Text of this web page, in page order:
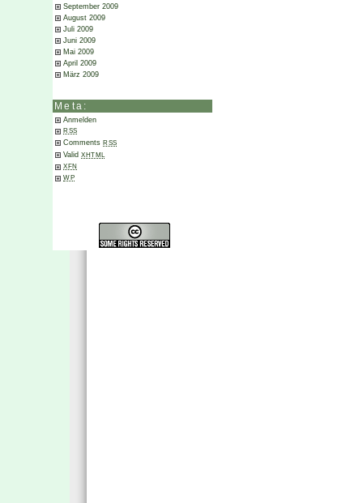
September 2009
August 2009
Juli 2009
Juni 2009
Mai 2009
April 2009
März 2009
Meta:
Anmelden
RSS
Comments RSS
Valid XHTML
XFN
WP